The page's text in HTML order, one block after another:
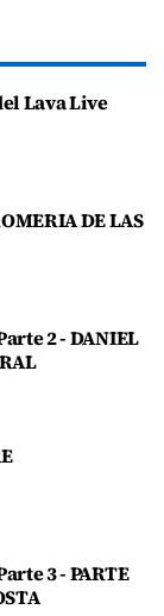
Lava Live
DE LAS
2 - DANIEL
3 - PARTE